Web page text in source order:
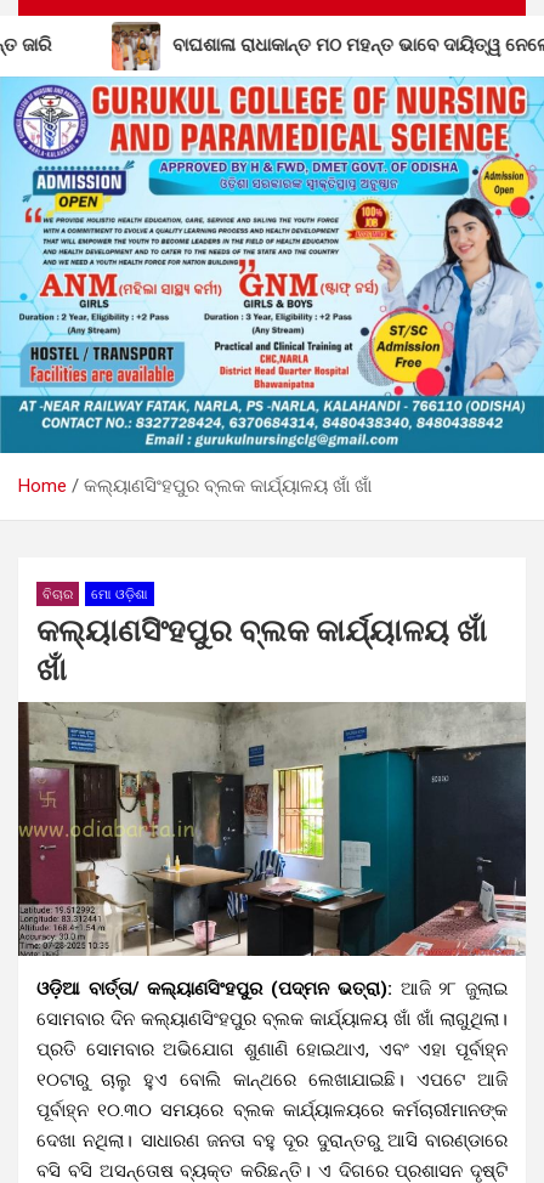
ବାଘଶାଳା ରାଧାକାନ୍ତ ମଠ ମହନ୍ତ ଭାବେ ଦାୟିତ୍ୱ ନେଲେ ଗୋପାଳ ଦାସଜୀ
Home କଲ୍ୟାଣସିଂହପୁର ବ୍ଲକ କାର୍ଯ୍ୟାଳୟ ଖାଁ ଖାଁ
ବିଚାର ମୋ ଓଡ଼ିଶା
କଲ୍ୟାଣସିଂହପୁର ବ୍ଲକ କାର୍ଯ୍ୟାଳୟ ଖାଁ
ଖାଁ
ଓଡ଼ିଆ ବାର୍ତ୍ତା/ କଲ୍ୟାଣସିଂହପୁର (ପଦ୍ମନ ଭତ୍ରା): ଆଜି ୨୮ ଜୁଲାଇ
ସୋମବାର ଦିନ କଲ୍ୟାଣସିଂହପୁର ବ୍ଲକ କାର୍ଯ୍ୟାଳୟ ଖାଁ ଖାଁ ଲାଗୁଥିଲା।
ପ୍ରତି ସୋମବାର ଅଭିଯୋଗ ଶୁଣାଣି ହୋଇଥାଏ, ଏବଂ ଏହା ପୂର୍ବାହ୍ନ
୧୦ଟାରୁ ଚାଲୁ ହୁଏ ବୋଲି କାନ୍ଥରେ ଲେଖାଯାଇଛି। ଏପଟେ ଆଜି
ପୂର୍ବାହ୍ନ ୧୦.୩୦ ସମୟରେ ବ୍ଲକ କାର୍ଯ୍ୟାଳୟରେ କର୍ମଚାରୀମାନଙ୍କ
ଦେଖା ନଥିଲା। ସାଧାରଣ ଜନତା ବହୁ ଦୂର ଦୁରାନ୍ତରୁ ଆସି ବାରଣ୍ଡାରେ
ବସି ବସି ଅସନ୍ତୋଷ ବ୍ୟକ୍ତ କରିଛନ୍ତି। ଏ ଦିଗରେ ପ୍ରଶାସନ ଦୃଷ୍ଟି